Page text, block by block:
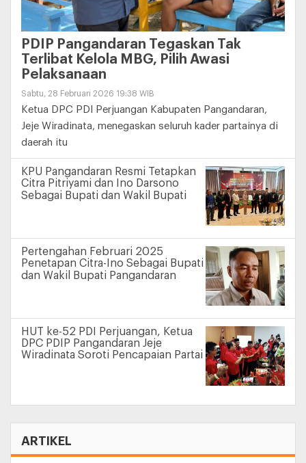
PDIP Pangandaran Tegaskan Tak
Terlibat Kelola MBG, Pilih Awasi
Pelaksanaan
Sabtu, 28 Februari 2026 19:38 WIB
Ketua DPC PDI Perjuangan Kabupaten Pangandaran,
Jeje Wiradinata, menegaskan seluruh kader partainya di
daerah itu
KPU Pangandaran Resmi Tetapkan
Citra Pitriyami dan Ino Darsono
Sebagai Bupati dan Wakil Bupati
Pertengahan Februari 2025
Penetapan Citra-Ino Sebagai Bupati
dan Wakil Bupati Pangandaran
HUT ke-52 PDI Perjuangan, Ketua
DPC PDIP Pangandaran Jeje
Wiradinata Soroti Pencapaian Partai
ARTIKEL